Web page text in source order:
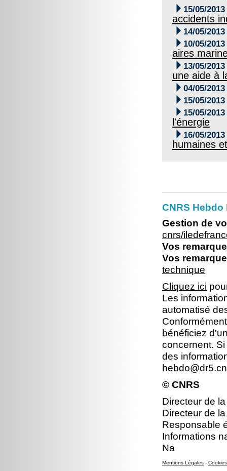
 15/05/2013
accidents
 14/05/2013
 10/05/2013
aires
 13/05/2013
une aide à
 04/05/2013
 15/05/2013
 15/05/2013
l'énergie
 16/05/2013
humaines
CNRS
Gestion de
cnrs/
Vos
Vos
technique
Cliquez ici
Les
automatisé
bénéficiez
concernent.
des
© CNRS
Directeur de
Directeur de
Responsable
Informations
Na
Mentions Légales - Cookies